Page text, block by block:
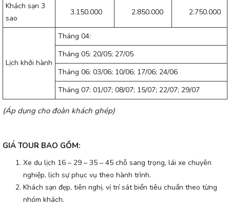
Khách sạn 3
sao
3.150.000 2.850.000 2.750.000
Lịch khởi hành
Tháng 04:
Tháng 05: 20/05; 27/05
Tháng 06: 03/06; 10/06; 17/06; 24/06
Tháng 07: 01/07; 08/07; 15/07; 22/07; 29/07
(Áp dụng cho đoàn khách ghép)
GIÁ TOUR BAO GỒM:
Xe du lịch 16 – 29 – 35 – 45 chỗ sang trọng, lái xe chuyên
nghiệp, lịch sự phục vụ theo hành trình.
Khách sạn đẹp, tiên nghị, vị trí sát biển tiêu chuẩn theo từng
nhóm khách.